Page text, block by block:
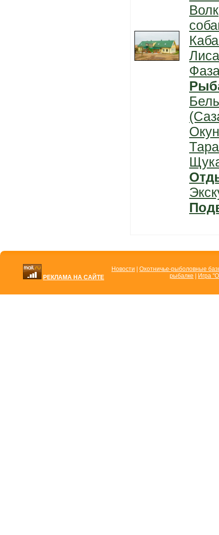
Волк
Лиса
РЕКЛАМА НА САЙТЕ
Новости
Охотничье-рыболовные
рыбалке
Игра